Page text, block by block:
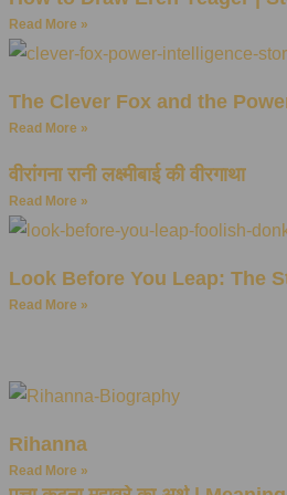
Read More »
The Clever Fox and the
Read More »
वीरांगना रानी लक्ष्मीबाई की वीरगाथा
Read More »
Look Before You Leap: The
Read More »
Rihanna
Read More »